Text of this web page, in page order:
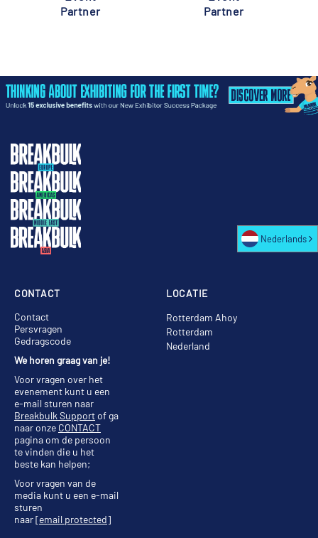
Partner
Partner
LOCATIE
Rotterdam Ahoy
Rotterdam
Nederland
CONTACT
Contact
Persvragen
Gedragscode
We horen graag van je!
Voor vragen over het
evenement kunt u een
e-mail sturen naar
Breakbulk Supportof ga
naar onze CONTACT
pagina om de persoon
te vinden die u het
beste kan helpen;
Voor vragen van de
media kunt u een e-mail
sturen
naar[email protected]
Nederlands